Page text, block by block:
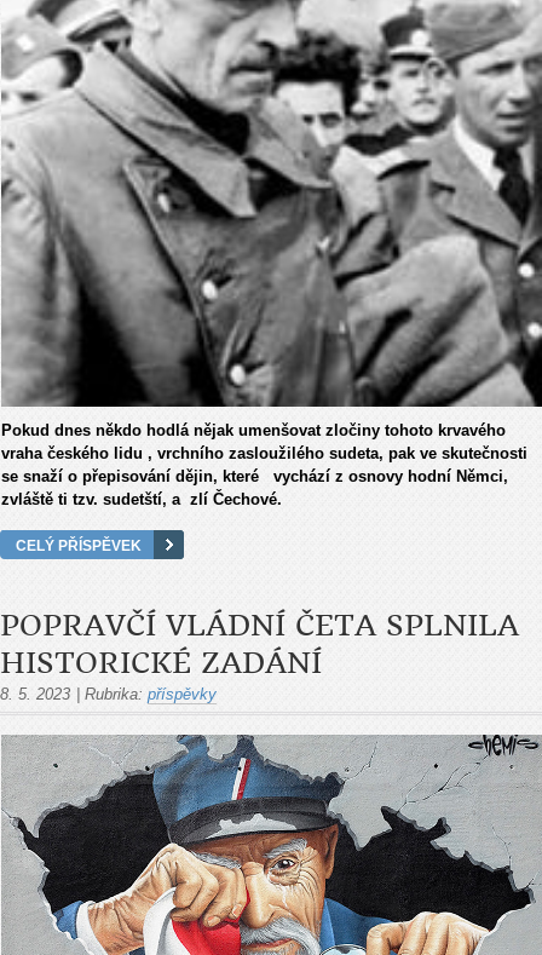
Pokud dnes někdo hodlá nějak umenšovat zločiny tohoto krvavého
vraha českého lidu , vrchního zasloužilého sudeta, pak ve skutečnosti
se snaží o přepisování dějin, které vychází z osnovy hodní Němci,
zvláště ti tzv. sudetští, a zlí Čechové.
CELÝ PŘÍSPĚVEK
POPRAVČÍ VLÁDNÍ ČETA SPLNILA
HISTORICKÉ ZADÁNÍ
8. 5. 2023 | Rubrika: příspěvky